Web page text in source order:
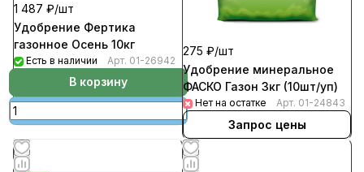
1 487 ₽/шт
Удобрение Фертика
газонное Осень 10кг
Есть в наличии Арт. 01-26942
В корзину
275 ₽/шт
Удобрение минеральное
ФАСКО Газон 3кг (10шт/уп)
Нет на остатке Арт. 01-24843
Запрос цены